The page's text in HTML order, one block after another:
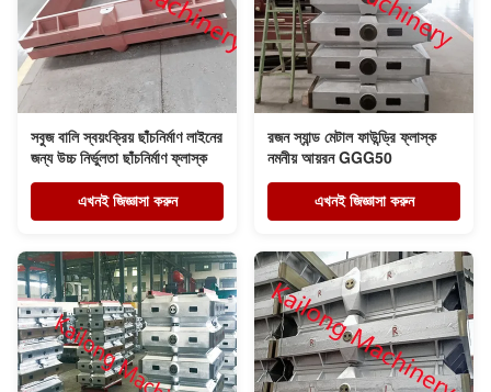
সবুজ বালি স্বয়ংক্রিয় ছাঁচনির্মাণ লাইনের
জন্য উচ্চ নির্ভুলতা ছাঁচনির্মাণ ফ্লাস্ক
এখনই জিজ্ঞাসা করুন
রজন স্যান্ড মেটাল ফাউন্ড্রি ফ্লাস্ক
নমনীয় আয়রন GGG50
এখনই জিজ্ঞাসা করুন